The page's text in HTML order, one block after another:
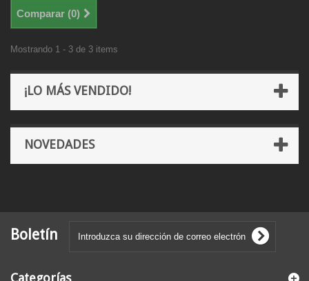
Comparar (0)
Mostrando 1 - 3 de 3 items
¡LO MÁS VENDIDO!
NOVEDADES
Boletín